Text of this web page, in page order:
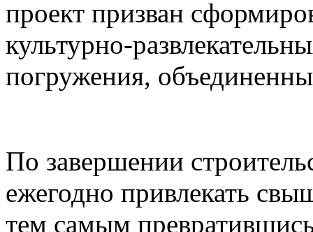
проект призван
культурно-
погружения,
По завершении
ежегодно привлекать
тем самым